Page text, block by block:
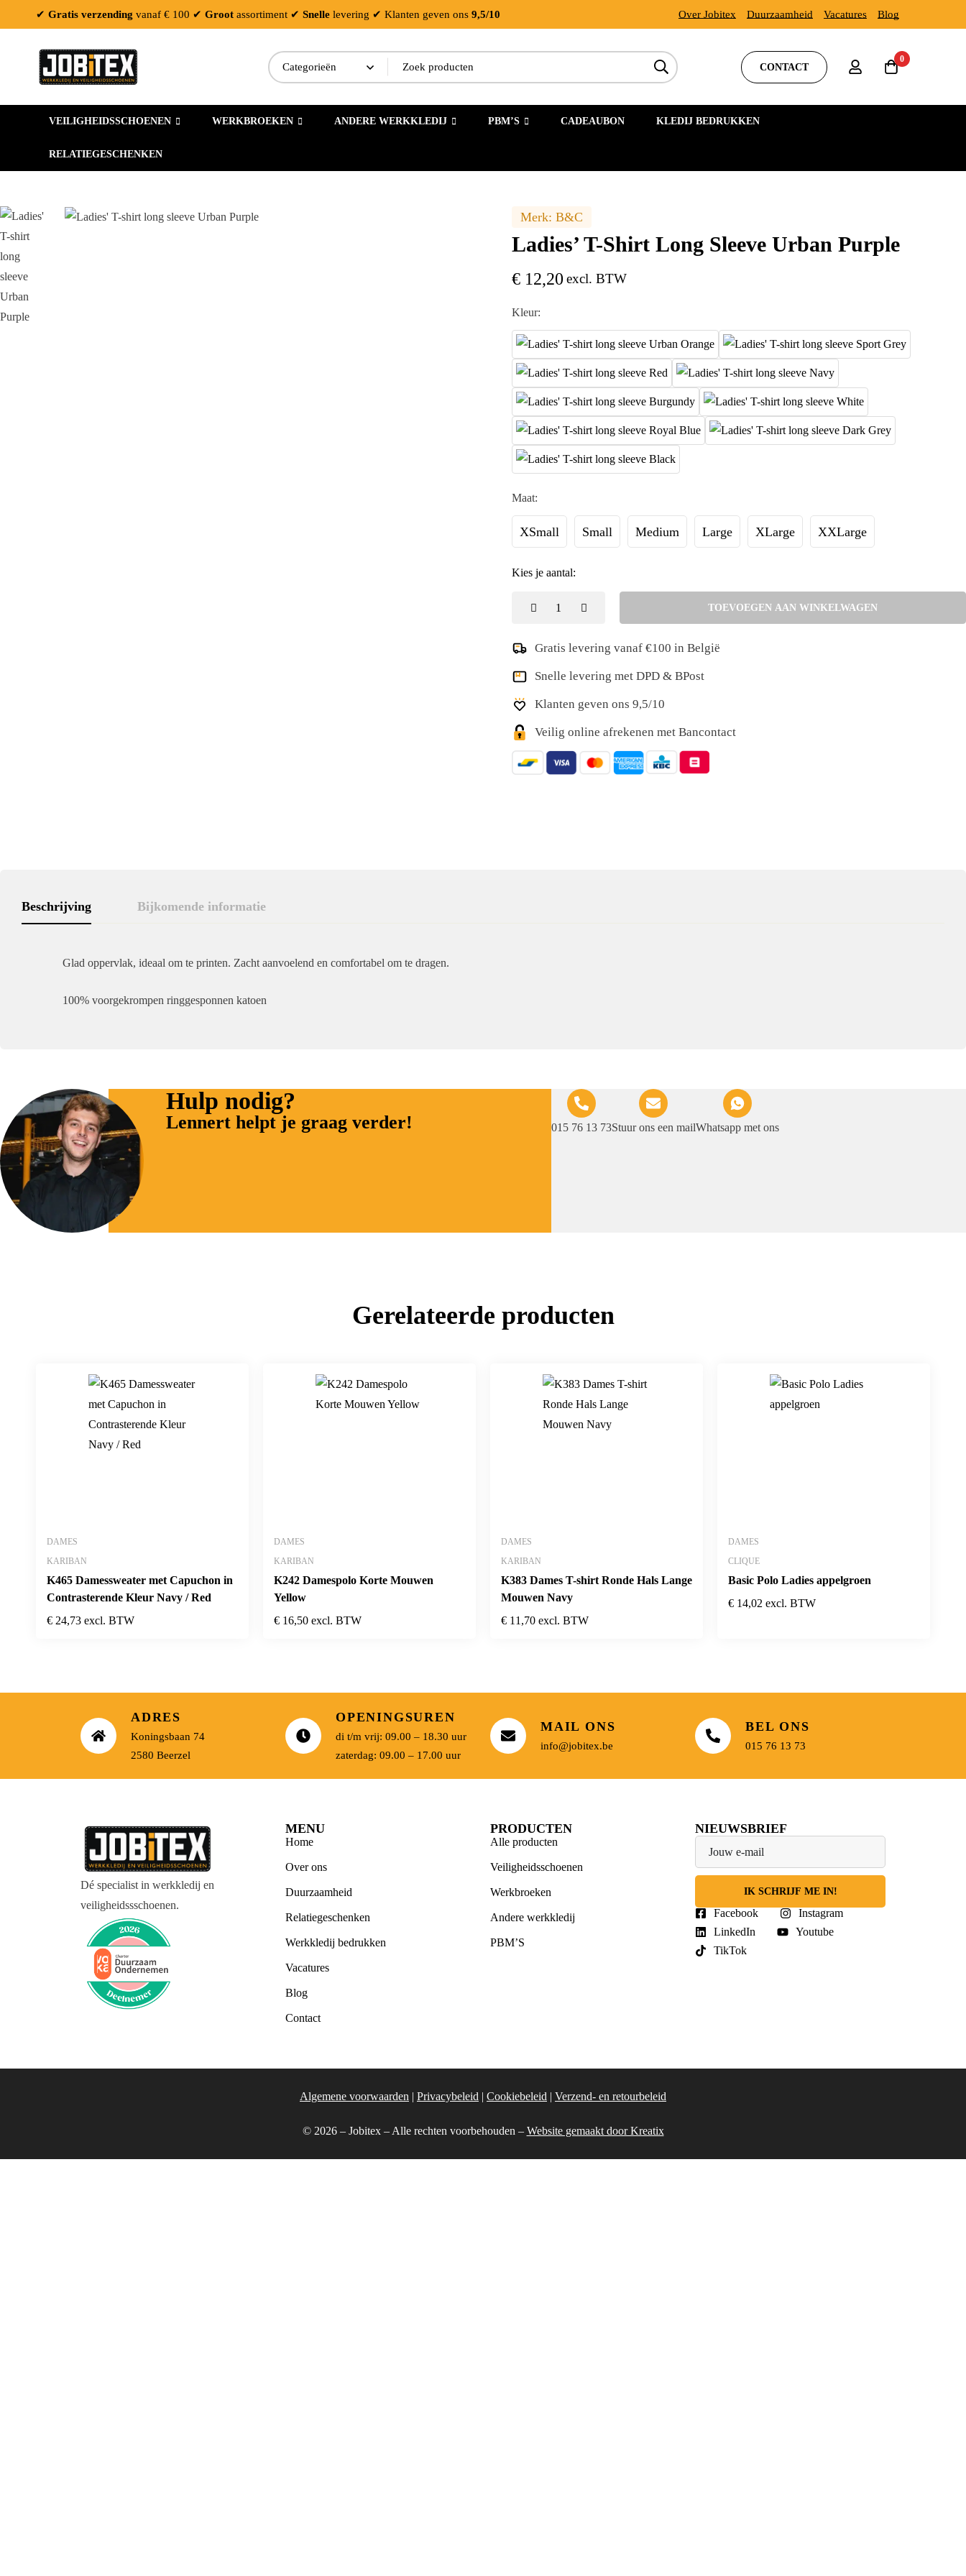
✔ Gratis verzending vanaf € 100 ✔ Groot assortiment ✔ Snelle levering ✔ Klanten geven ons 9,5/10 Over Jobitex Duurzaamheid Vacatures Blog
CONTACT
0
VEILIGHEIDSSCHOENEN WERKBROEKEN ANDERE WERKKLEDIJ PBM’S CADEAUBON KLEDIJ BEDRUKKEN
RELATIEGESCHENKEN
Merk: B&C
Ladies’ T-Shirt Long Sleeve Urban Purple
€ 12,20 excl. BTW
Kleur:
Maat:
XSmall Small Medium Large XLarge XXLarge
Kies je aantal:
TOEVOEGEN AAN WINKELWAGEN
Gratis levering vanaf €100 in België
Snelle levering met DPD & BPost
Klanten geven ons 9,5/10
Veilig online afrekenen met Bancontact
Beschrijving Bijkomende informatie
Glad oppervlak, ideaal om te printen. Zacht aanvoelend en comfortabel om te dragen.
100% voorgekrompen ringgesponnen katoen
Hulp nodig?
Lennert helpt je graag verder! 015 76 13 73Stuur ons een mailWhatsapp met ons
Gerelateerde producten
DAMES
KARIBAN
K465 Damessweater met Capuchon in
Contrasterende Kleur Navy / Red
€ 24,73 excl. BTW
DAMES
KARIBAN
K242 Damespolo Korte Mouwen
Yellow
€ 16,50 excl. BTW
DAMES
KARIBAN
K383 Dames T-shirt Ronde Hals Lange
Mouwen Navy
€ 11,70 excl. BTW
DAMES
CLIQUE
Basic Polo Ladies appelgroen
€ 14,02 excl. BTW
ADRES
Koningsbaan 74
2580 Beerzel
OPENINGSUREN
di t/m vrij: 09.00 – 18.30 uur
zaterdag: 09.00 – 17.00 uur
MAIL ONS
info@jobitex.be
BEL ONS
015 76 13 73
Dé specialist in werkkledij en
veiligheidssschoenen.
MENU
Home
Over ons
Duurzaamheid
Relatiegeschenken
Werkkledij bedrukken
Vacatures
Blog
Contact
PRODUCTEN
Alle producten
Veiligheidsschoenen
Werkbroeken
Andere werkkledij
PBM’S
NIEUWSBRIEF
IK SCHRIJF ME IN!
Facebook
Instagram
LinkedIn
Youtube
TikTok
© 2026 – Jobitex – Alle rechten voorbehouden – Website gemaakt door Kreatix
Algemene voorwaarden | Privacybeleid | Cookiebeleid | Verzend- en retourbeleid